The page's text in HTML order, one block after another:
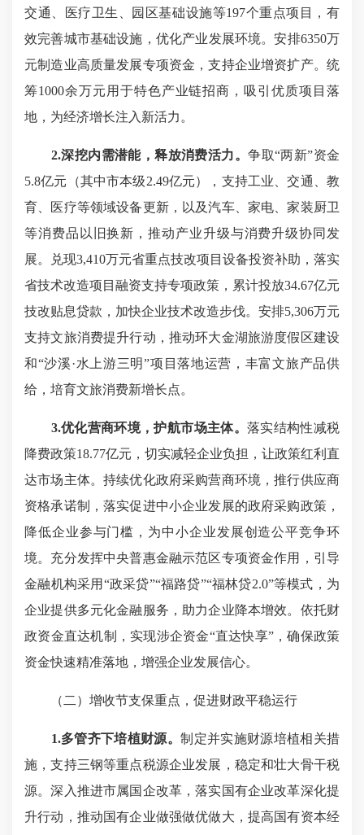
交通、医疗卫生、园区基础设施等197个重点项目，有
效完善城市基础设施，优化产业发展环境。安排6350万
元制造业高质量发展专项资金，支持企业增资扩产。统
筹1000余万元用于特色产业链招商，吸引优质项目落
地，为经济增长注入新活力。
2.深挖内需潜能，释放消费活力。争取“两新”资金
5.8亿元（其中市本级2.49亿元），支持工业、交通、教
育、医疗等领域设备更新，以及汽车、家电、家装厨卫
等消费品以旧换新，推动产业升级与消费升级协同发
展。兑现3,410万元省重点技改项目设备投资补助，落实
省技术改造项目融资支持专项政策，累计投放34.67亿元
技改贴息贷款，加快企业技术改造步伐。安排5,306万元
支持文旅消费提升行动，推动环大金湖旅游度假区建设
和“沙溪·水上游三明”项目落地运营，丰富文旅产品供
给，培育文旅消费新增长点。
3.优化营商环境，护航市场主体。 落实结构性减税
降费政策18.77亿元，切实减轻企业负担，让政策红利直
达市场主体。持续优化政府采购营商环境，推行供应商
资格承诺制，落实促进中小企业发展的政府采购政策，
降低企业参与门槛，为中小企业发展创造公平竞争环
境。充分发挥中央普惠金融示范区专项资金作用，引导
金融机构采用“政采贷”“福路贷”“福林贷2.0”等模式，为
企业提供多元化金融服务，助力企业降本增效。依托财
政资金直达机制，实现涉企资金“直达快享”，确保政策
资金快速精准落地，增强企业发展信心。
（二）增收节支保重点，促进财政平稳运行
1.多管齐下培植财源。制定并实施财源培植相关措
施，支持三钢等重点税源企业发展，稳定和壮大骨干税
源。深入推进市属国企改革，落实国有企业改革深化提
升行动，推动国有企业做强做优做大，提高国有资本经